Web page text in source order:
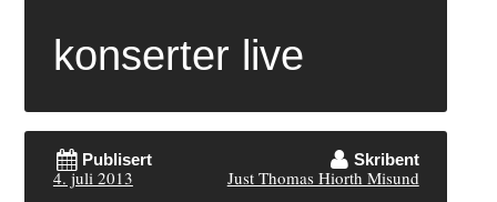
konserter live
Publisert
4. juli 2013
Skribent
Just Thomas Hiorth Misund